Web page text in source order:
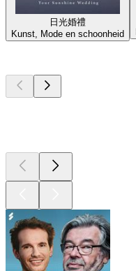
日光婚禮
Kunst, Mode en schoonheid